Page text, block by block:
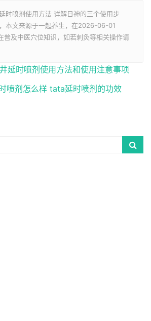
时喷剂使用方法 详解日神的三个使用步
本文来源于一起养生，在2026-06-01
普及中医穴位知识，如若刺灸等相关操作请
延时喷剂使用方法和使用注意事项
喷剂怎么样 tata延时喷剂的功效